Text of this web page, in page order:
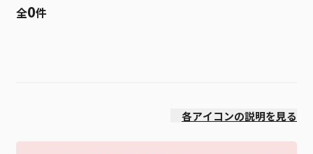
全0件
各アイコンの説明を見る